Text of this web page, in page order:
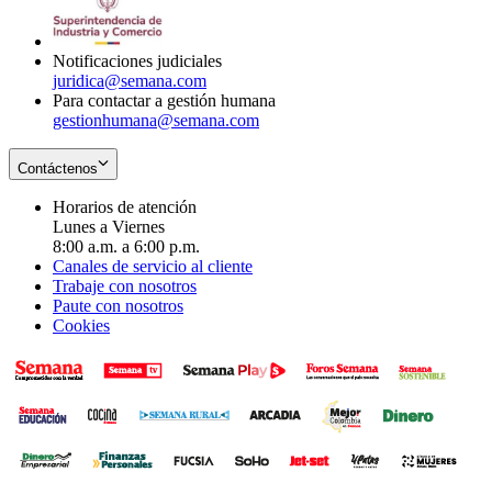
Notificaciones judiciales
juridica@semana.com
Para contactar a gestión humana
gestionhumana@semana.com
Contáctenos
Horarios de atención
Lunes a Viernes
8:00 a.m. a 6:00 p.m.
Canales de servicio al cliente
Trabaje con nosotros
Paute con nosotros
Cookies